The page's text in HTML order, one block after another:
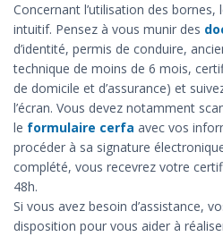
Concernant l’utilisation des
intuitif. Pensez à vous munir des
d’identité, permis de conduire,
technique de moins de 6 mois,
de domicile et d’assurance) et
l’écran. Vous devez notamment
le formulaire cerfa avec vos
procéder à sa signature
complété, vous recevrez votre
48h.
Si vous avez besoin d’assistance,
disposition pour vous aider à